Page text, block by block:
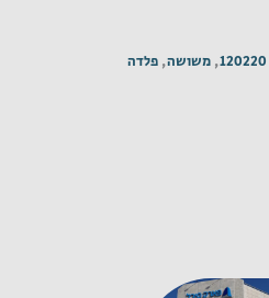
120220
, משושה, פלדה